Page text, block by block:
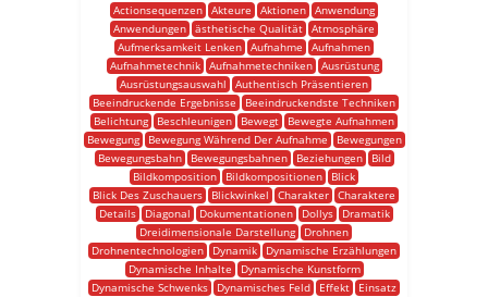
Actionsequenzen Akteure Aktionen Anwendung
Anwendungen ästhetische Qualität Atmosphäre
Aufmerksamkeit Lenken Aufnahme
Aufnahmen
Aufnahmetechnik
Aufnahmetechniken
Ausrüstung
Ausrüstungsauswahl
Authentisch Präsentieren
Beeindruckende Ergebnisse
Beeindruckendste Techniken
Belichtung
Beschleunigen Bewegt
Bewegte Aufnahmen
Bewegung
Bewegung Während Der Aufnahme
Bewegungen
Bewegungsbahn
Bewegungsbahnen Beziehungen
Bild
Bildkomposition
Bildkompositionen
Blick
Blick Des Zuschauers
Blickwinkel Charakter Charaktere
Details
Diagonal Dokumentationen Dollys
Dramatik
Dreidimensionale Darstellung
Drohnen
Drohnentechnologien
Dynamik
Dynamische Erzählungen
Dynamische Inhalte
Dynamische Kunstform
Dynamische Schwenks
Dynamisches Feld Effekt
Einsatz